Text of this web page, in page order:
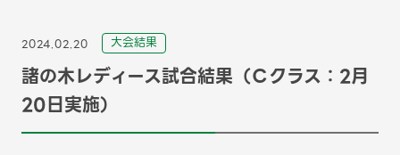
2024.02.20 ⼤会結果
諸の木レディース試合結果（Ｃクラス：2月
20日実施）